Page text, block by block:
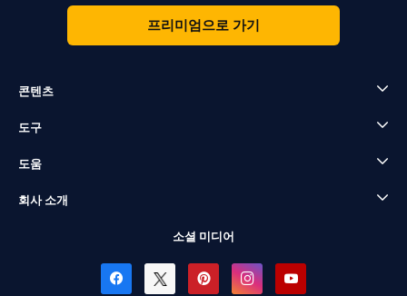
프리미엄으로 가기
콘텐츠
도구
도움
회사 소개
소셜 미디어